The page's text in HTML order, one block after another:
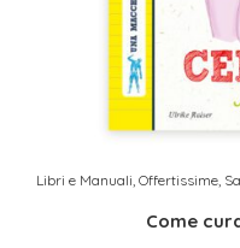
Libri e Manuali Offertissime
Come